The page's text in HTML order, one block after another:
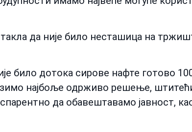
да није било несташица на
било дотока сирове нафте готово
најбоље одрживо решење,
да обавештавамо јавност,